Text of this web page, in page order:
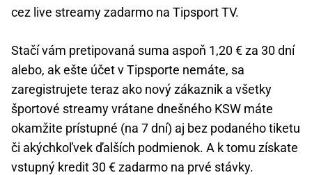
cez live streamy zadarmo na Tipsport TV.
Stačí vám pretipovaná suma aspoň 1,20 € za 30 dní
alebo, ak ešte účet v Tipsporte nemáte, sa
zaregistrujete teraz ako nový zákaznik a všetky
športové streamy vrátane dnešného KSW máte
okamžite prístupné (na 7 dní) aj bez podaného tiketu
či akýchkoľvek ďalších podmienok. A k tomu získate
vstupný kredit 30 € zadarmo na prvé stávky.